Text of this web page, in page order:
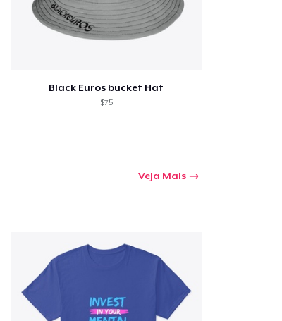
Black Euros bucket Hat
$75
Veja Mais